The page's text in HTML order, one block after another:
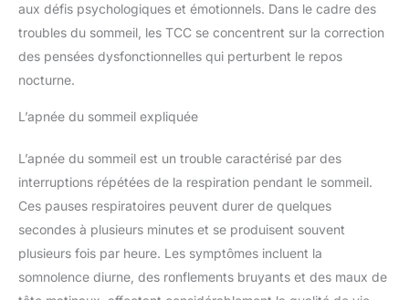
aux défis psychologiques et émotionnels. Dans le cadre des
troubles du sommeil, les TCC se concentrent sur la correction
des pensées dysfonctionnelles qui perturbent le repos
nocturne.
L’apnée du sommeil expliquée
L’apnée du sommeil est un trouble caractérisé par des
interruptions répétées de la respiration pendant le sommeil.
Ces pauses respiratoires peuvent durer de quelques
secondes à plusieurs minutes et se produisent souvent
plusieurs fois par heure. Les symptômes incluent la
somnolence diurne, des ronflements bruyants et des maux de